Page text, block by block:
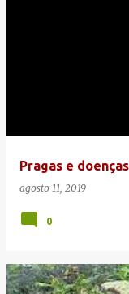
Pragas e
agosto 11, 2019
0